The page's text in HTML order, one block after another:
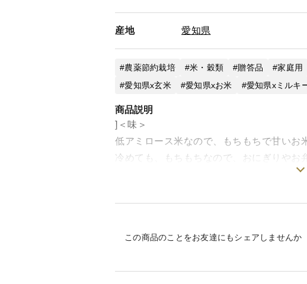
産地 愛知県
農薬節約栽培 米・穀類 贈答品
家庭用
愛知県x玄米
愛知県xお米 愛知県xミルキ
商品説明
]＜味＞
低アミロース米なので、もちもちで甘いお
冷めても、もちもちなので、おにぎりや
お米の栄養を残すために、7分つき精米に
安心して召し上がっていただけるコメ作り
＜産地の特徴＞
この商品のことをお友達にもシェアしませんか